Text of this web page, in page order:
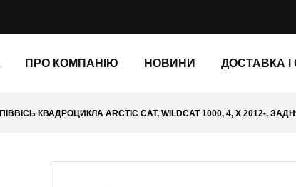
ПРО КОМПАНІЮ НОВИНИ ДОСТАВКА І
ПІВВІСЬ КВАДРОЦИКЛА ARCTIC CAT, WILDCAT 1000, 4, X 2012-,